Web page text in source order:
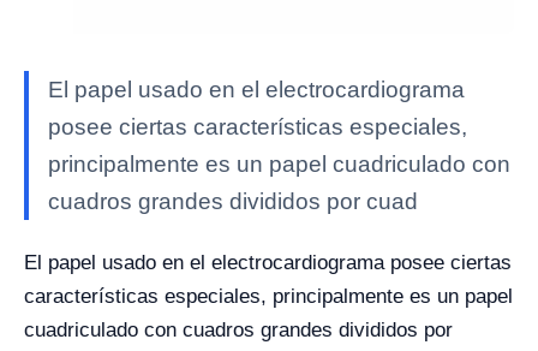
El papel usado en el electrocardiograma
posee ciertas características especiales,
principalmente es un papel cuadriculado con
cuadros grandes divididos por cuad
El papel usado en el electrocardiograma posee ciertas
características especiales, principalmente es un papel
cuadriculado con cuadros grandes divididos por